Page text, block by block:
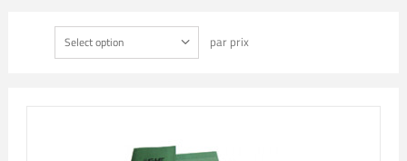
Select option par prix